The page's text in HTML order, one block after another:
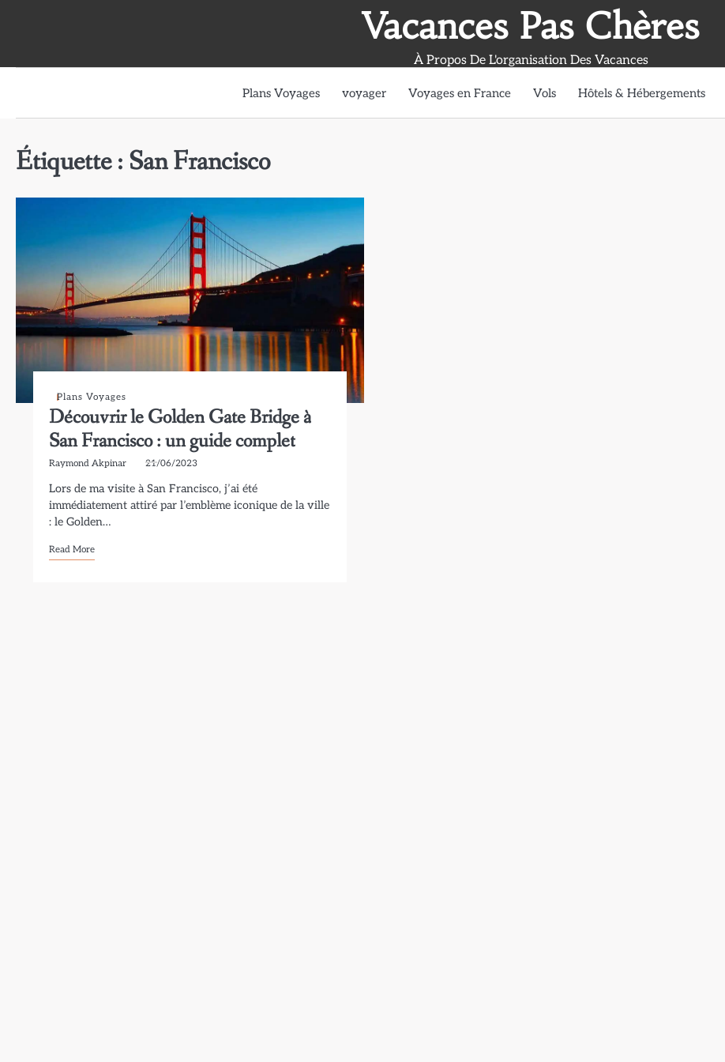
Vacances Pas Chères
À Propos De L'organisation Des Vacances
Plans Voyages voyager Voyages en France Vols Hôtels & Hébergements
Étiquette : San Francisco
Plans Voyages
Découvrir le Golden Gate Bridge à
San Francisco : un guide complet
Raymond Akpinar 21/06/2023
Lors de ma visite à San Francisco, j’ai été
immédiatement attiré par l’emblème iconique de la ville
: le Golden…
Read More